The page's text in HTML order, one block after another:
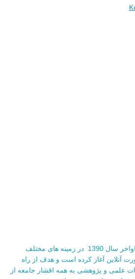
تیم پژوهشی کوله پشتی از اواخر سال 1390 در زمینه های مختلف
آنلاین آغاز کرده است و هدف از راه
علمی و پژوهشی به همه اقشار جامعه از